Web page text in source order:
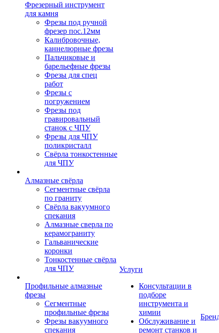
Фрезерный инструмент
для камня
Фрезы под ручной
фрезер пос.12мм
Калибровочные,
каннелюрные фрезы
Пальчиковые и
барельефные фрезы
Фрезы для спец
работ
Фрезы с
погружением
Фрезы под
гравировальный
станок с ЧПУ
Фрезы для ЧПУ
поликристалл
Свёрла тонкостенные
для ЧПУ
Алмазные свёрла
Сегментные свёрла
по граниту
Свёрла вакуумного
спекания
Алмазные сверла по
керамограниту
Гальванические
коронки
Тонкостенные свёрла
для ЧПУ
Профильные алмазные
фрезы
Сегментные
профильные фрезы
Фрезы вакуумного
спекания
Услуги
Консультации в
подборе
инструмента и
химии
Обслуживание и
ремонт станков и